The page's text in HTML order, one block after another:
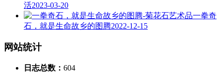
活2023-03-20
一拳奇
石，就是生命故乡的图腾2022-12-15
网站统计
日志总数： 604